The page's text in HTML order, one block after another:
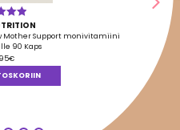
/ 5
Mother Support monivitamiini
90 Kaps
€